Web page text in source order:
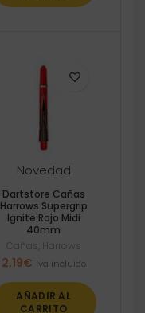
Novedad
Dartstore Cañas
Harrows Supergrip
Ignite Rojo Midi
40mm
Cañas Harrows
2,19€ Iva incluido
AÑADIR AL
CARRITO